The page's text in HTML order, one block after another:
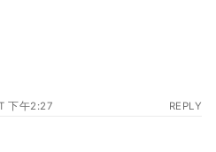
下午2:27 REPLY